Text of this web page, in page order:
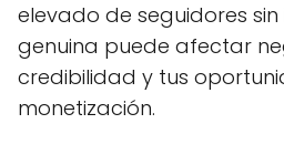
elevado de seguidores
genuina puede afectar
credibilidad y tus
monetización.